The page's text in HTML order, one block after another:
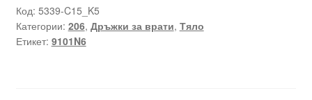
синя
дръжка
на
Код: 5339-C15_K5
Категории: 206, Дръжки за врати, Тяло
Етикет: 9101N6